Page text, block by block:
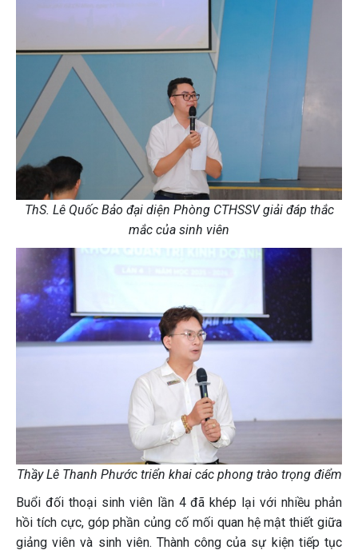
ThS. Lê Quốc Bảo đại diện Phòng CTHSSV giải đáp thắc
mắc của sinh viên
Thầy Lê Thanh Phước triển khai các phong trào trọng điểm
Buổi đối thoại sinh viên lần 4 đã khép lại với nhiều phản
hồi tích cực, góp phần củng cố mối quan hệ mật thiết giữa
giảng viên và sinh viên. Thành công của sự kiện tiếp tục